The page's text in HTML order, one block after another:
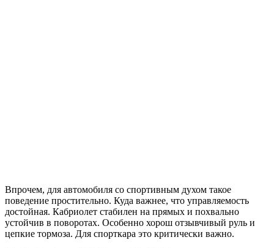
Впрочем, для автомобиля со спортивным духом такое
поведение простительно. Куда важнее, что управляемость
достойная. Кабриолет стабилен на прямых и похвально
устойчив в поворотах. Особенно хорош отзывчивый руль и
цепкие тормоза. Для спорткара это критически важно.